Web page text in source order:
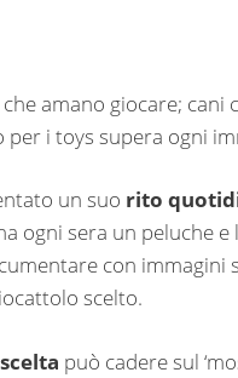
amano giocare; cani
i toys supera ogni
un suo rito
ogni sera un peluche
con immagini
scelto.
scelta può cadere sul